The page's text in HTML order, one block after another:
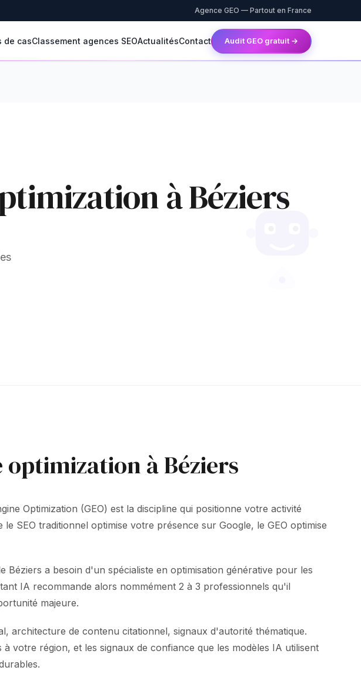
Agence GEO — Partout en France
de casClassement agences SEOActualitésContact Audit GEO gratuit →
à Béziers
à Béziers
Optimization (GEO) est la discipline qui positionne votre activité
SEO traditionnel optimise votre présence sur Google, le GEO optimise
a besoin d'un spécialiste en optimisation générative pour les
IA recommande alors nommément 2 à 3 professionnels qu'il
majeure.
architecture de contenu citationnel, signaux d'autorité thématique.
votre région, et les signaux de confiance que les modèles IA utilisent